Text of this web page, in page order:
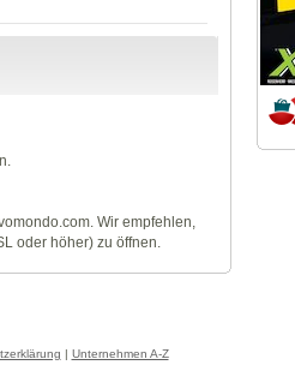
Wir empfehlen,
oder höher) zu öffnen.
| Unternehmen A-Z